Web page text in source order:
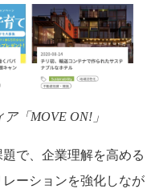
「MOVE ON!」
で、企業理解を高める
ーションを強化しなが